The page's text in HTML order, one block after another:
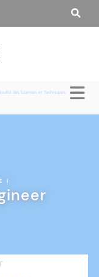
des Sciences et Techniques
|